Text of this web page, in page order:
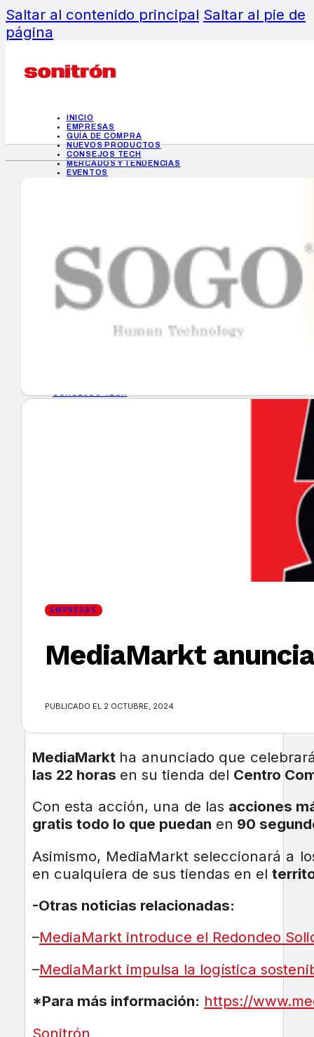
Saltar al contenido principal Saltar al pie de
página
INICIO
EMPRESAS
GUÍA DE COMPRA
NUEVOS PRODUCTOS
CONSEJOS TECH
MERCADOS Y TENDENCIAS
EVENTOS
INICIO
EMPRESAS
GUÍA DE COMPRA
EMPRESAS
MediaMarkt
PUBLICADO EL 2 OCTUBRE, 2024
MediaMarkt ha anunciado que
las 22 horas en su tienda del Centro
Con esta acción, una de las acciones
gratis todo lo que puedan en 90
Asimismo, MediaMarkt seleccionará a
en cualquiera de sus tiendas en el
-Otras noticias relacionadas:
–MediaMarkt introduce el Redondeo
–MediaMarkt impulsa la logística
*Para más información: https://
Sonitrón